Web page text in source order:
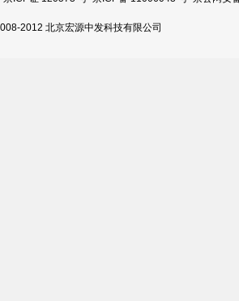
2012 北京宏源中发科技有限公司